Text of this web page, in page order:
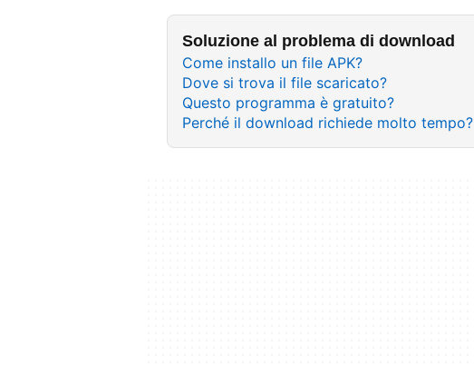
Soluzione al problema di download
Come installo un file APK?
Dove si trova il file scaricato?
Questo programma è gratuito?
Perché il download richiede molto tempo?